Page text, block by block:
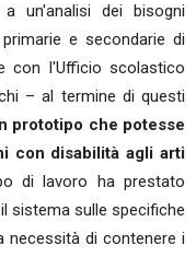
un'analisi dei bisogni
e secondarie di
con l'Ufficio scolastico
– al termine di questi
prototipo che potesse
con disabilità agli arti
di lavoro ha prestato
sistema sulle specifiche
necessità di contenere i